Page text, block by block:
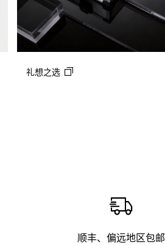
礼想之选
顺丰、偏远地区包邮